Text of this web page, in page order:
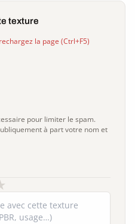
texture
la page (Ctrl+F5)
pour limiter le spam.
à part votre nom et